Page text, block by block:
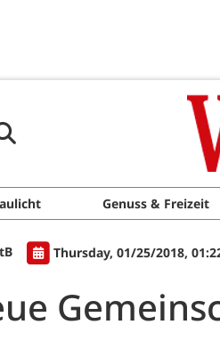
Genuss & Freizeit
Thursday, 01/25/2018,